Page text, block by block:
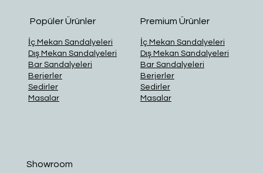
Showroom
Popüler Ürünler
İç Mekan Sandalyeleri
Dış Mekan Sandalyeleri
Bar Sandalyeleri
Berjerler
Sedirler
Masalar
Premium Ürünler
İç Mekan Sandalyeleri
Dış Mekan Sandalyeleri
Bar Sandalyeleri
Berjerler
Sedirler
Masalar